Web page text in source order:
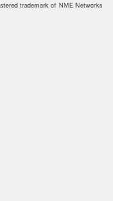
trademark of NME Networks